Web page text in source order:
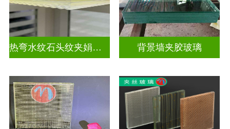
热弯水纹石头纹夹娟夹丝玻璃 背景墙夹胶玻璃